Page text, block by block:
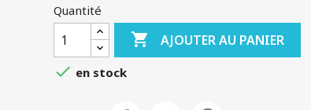
Quantité
 AJOUTER AU PANIER
 en stock